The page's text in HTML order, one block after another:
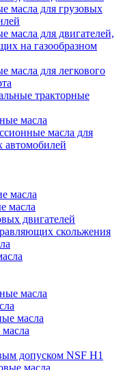
масла для грузовых
масла для двигателей,
на газообразном
масла для легкового
тракторные
масла
масла для
автомобилей
масла
масла
двигателей
скольжения
масла
масла
допуском NSF H1
масла